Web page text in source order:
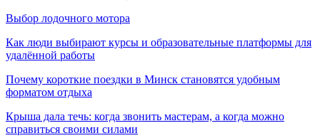
Выбор лодочного мотора
Как люди выбирают курсы и образовательные платформы для
удалённой работы
Почему короткие поездки в Минск становятся удобным
форматом отдыха
Крыша дала течь: когда звонить мастерам, а когда можно
справиться своими силами